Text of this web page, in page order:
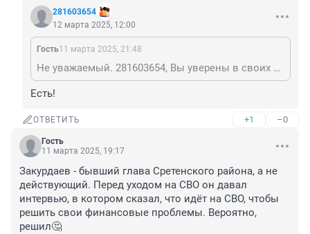
281603654
12 марта 2025, 12:00
Гость11 марта 2025, 21:48
Не уважаемый. 281603654, Вы уверены в своих сведениях? Есть конкретные примеры? Кого из раненых не отпускают домой? Факты! Или ты бот униановский!?
Есть!
ОТВЕТИТЬ +1 –0
Гость
11 марта 2025, 19:17
Закурдаев - бывший глава Сретенского района, а не
действующий. Перед уходом на СВО он давал
интервью, в котором сказал, что идёт на СВО, чтобы
решить свои финансовые проблемы. Вероятно,
решил🤔